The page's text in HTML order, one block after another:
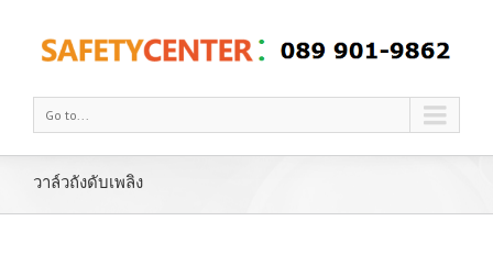
Go to...
วาล์วถังดับเพลิง